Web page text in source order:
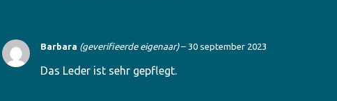
Barbara (geverifieerde eigenaar) – 30 september 2023
Das Leder ist sehr gepflegt.